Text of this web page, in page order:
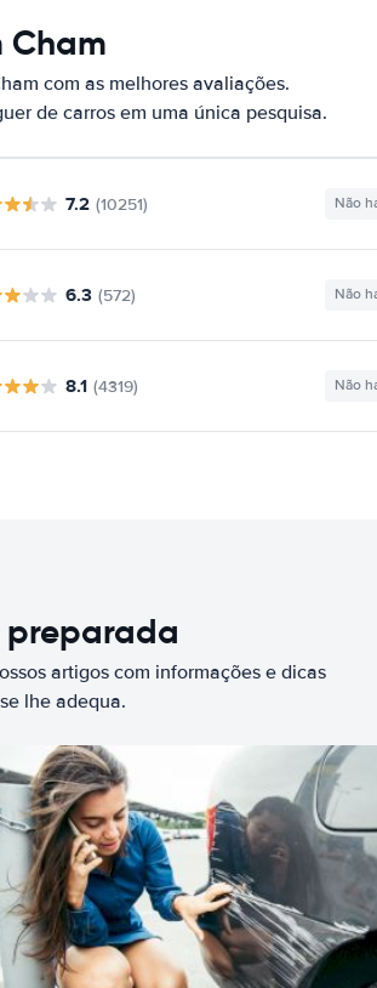
Cham
com as melhores avaliações.
de carros em uma única pesquisa.
7.2 (10251) Não
6.3 (572) Não
8.1 (4319) Não
preparada
artigos com informações e dicas
lhe adequa.